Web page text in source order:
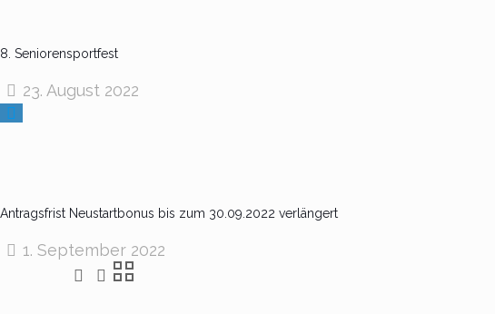
8. Seniorensportfest
23. August 2022
Antragsfrist Neustartbonus bis zum 30.09.2022 verlängert
1. September 2022